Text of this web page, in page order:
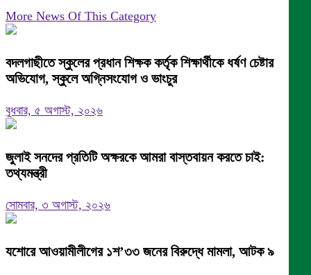
More News Of This Category
বদলগাছীতে স্কুলের প্রধান শিক্ষক কর্তৃক শিক্ষার্থীকে ধর্ষণ চেষ্টার
অভিযোগ, স্কুলে অগ্নিসংযোগ ও ভাংচুর
বুধবার, ৫ অগাস্ট, ২০২৬
জুলাই সনদের প্রতিটি অক্ষরকে আমরা বাস্তবায়ন করতে চাই:
তথ্যমন্ত্রী
সোমবার, ৩ অগাস্ট, ২০২৬
যশোরে আওয়ামীলীগের ১শ’৩৩ জনের বিরুদ্ধে মামলা, আটক ৯